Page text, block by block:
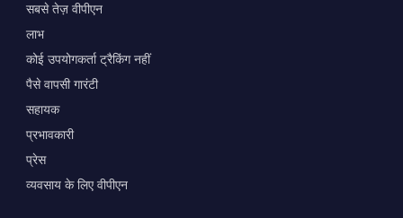
सबसे तेज़ वीपीएन
लाभ
कोई उपयोगकर्ता ट्रैकिंग नहीं
पैसे वापसी गारंटी
सहायक
प्रभावकारी
प्रेस
व्यवसाय के लिए वीपीएन